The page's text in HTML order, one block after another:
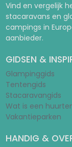
Vind en vergelijk
stacaravans en
campings in
aanbieder.
GIDSEN &
Glampinggids
Tentengids
Stacaravangids
Wat is een
Vakantieparken
HANDIG &